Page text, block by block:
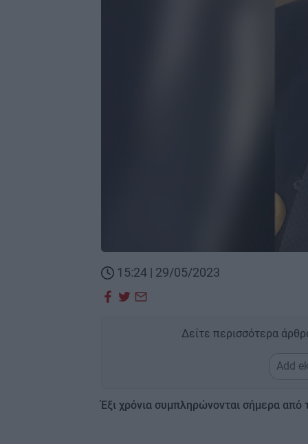
15:24 | 29/05/2023
Δείτε περισσότερα
Add
Έξι χρόνια συμπληρώνονται σήμερα από